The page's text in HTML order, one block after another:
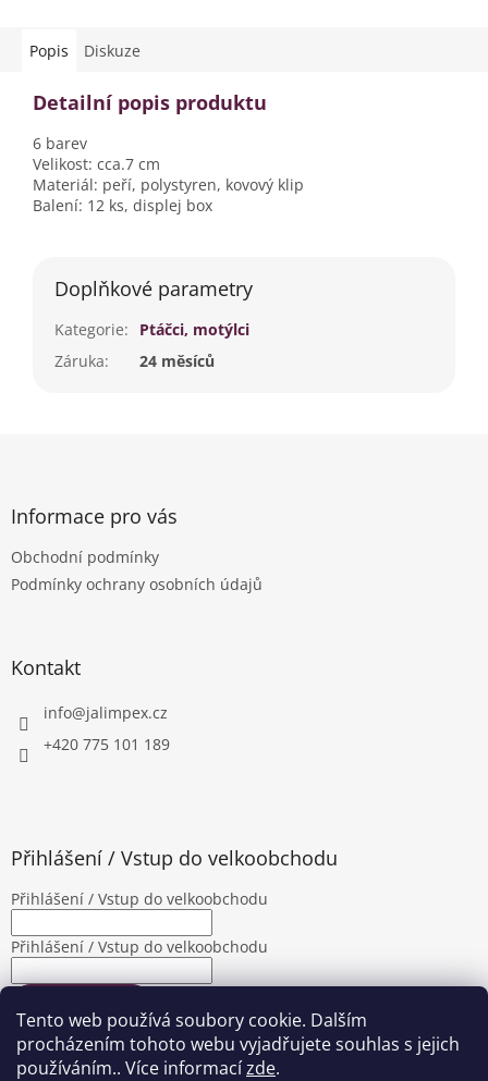
Tento web používá soubory cookie. Dalším
procházením tohoto webu vyjadřujete souhlas s jejich
používáním.. Více informacízde.
Popis Diskuze
Detailní popis produktu
6 barev
Velikost: cca.7 cm
Materiál: peří, polystyren, kovový klip
Balení: 12 ks, displej box
Doplňkové parametry
Kategorie:
Ptáčci, motýlci
Záruka: 24 měsíců
Informace pro vás
Obchodní podmínky
Podmínky ochrany osobních údajů
Kontakt
info@jalimpex.cz
+420 775 101 189
Přihlášení / Vstup do velkoobchodu
Přihlášení / Vstup do velkoobchodu
Přihlášení / Vstup do velkoobchodu
Nová registrace Zapomenuté heslo